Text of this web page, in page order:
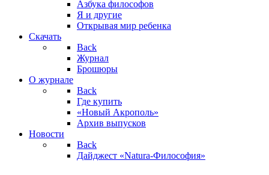
Азбука философов
Я и другие
Открывая мир ребенка
Скачать
Back
Журнал
Брошюры
О журнале
Back
Где купить
«Новый Акрополь»
Архив выпусков
Новости
Back
Дайджест «Natura-Философия»